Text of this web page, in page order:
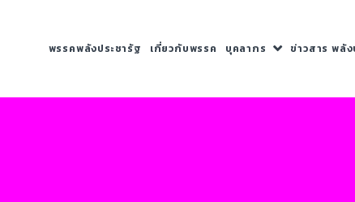
พรรคพลังประชารัฐ เกี่ยวกับพรรค บุคลากร ข่าวสาร พลัง